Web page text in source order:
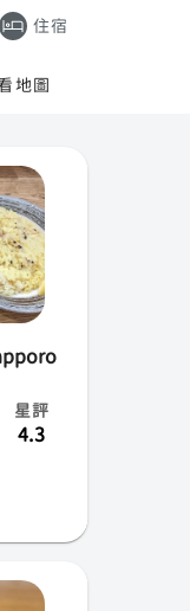
住宿
地圖
星評
4.3